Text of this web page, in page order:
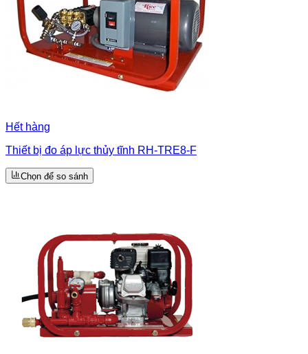
Hết hàng
Thiết bị đo áp lực thủy tĩnh RH-TRE8-F
Chọn để so sánh